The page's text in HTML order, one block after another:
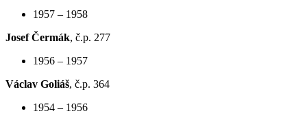
1957 – 1958
Josef Čermák, č.p. 277
1956 – 1957
Václav Goliáš, č.p. 364
1954 – 1956